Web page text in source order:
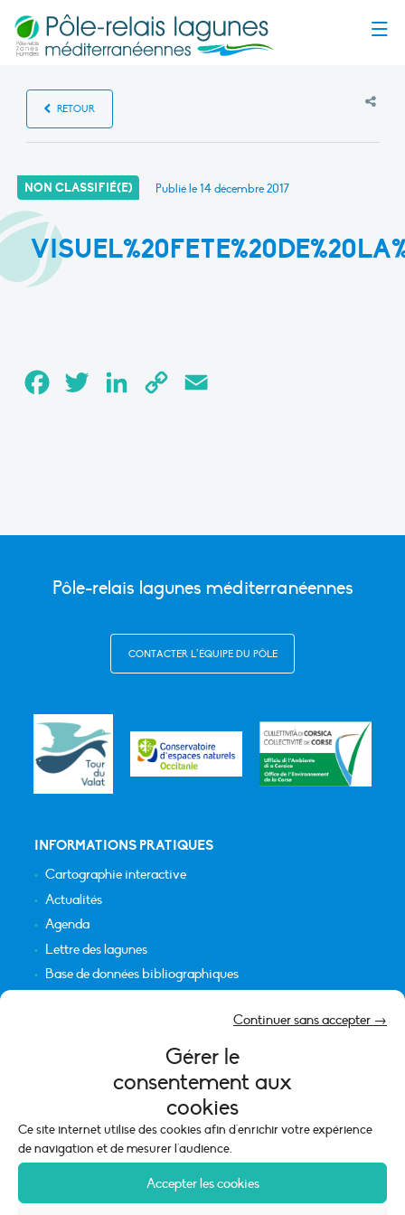
Gérer le
consentement aux
cookies
Ce site internet utilise des cookies afin d'enrichir votre expérience
de navigation et de mesurer l'audience.
Accepter les cookies
Continuer sans accepter →
RETOUR
NON CLASSIFIÉ(E) Publié le14 décembre 2017
FacebookTwitter LinkedInCopy
Pôle-relais lagunes méditerranéennes
CONTACTER L’ÉQUIPE DU PÔLE
INFORMATIONS PRATIQUES
Cartographie interactive
Actualités
Agenda
Lettre des lagunes
Base de données bibliographiques
Mentions légales
Politique de cookies (UE)